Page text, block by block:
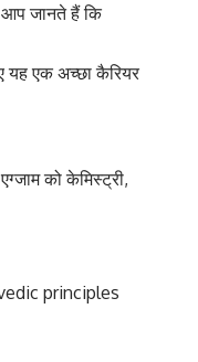
आप जानते हैं कि
यह एक अच्छा कैरियर
को केमिस्ट्री,
principles